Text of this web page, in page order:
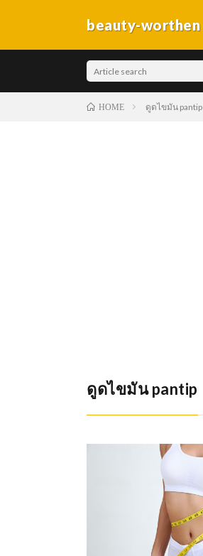
beauty-worthen
HOME ดูดไขมัน pantip
ดูดไขมัน pantip